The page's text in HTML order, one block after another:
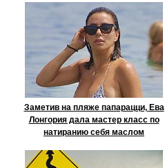
Заметив на пляже папарацци, Ева
Лонгория дала мастер класс по
натиранию себя маслом